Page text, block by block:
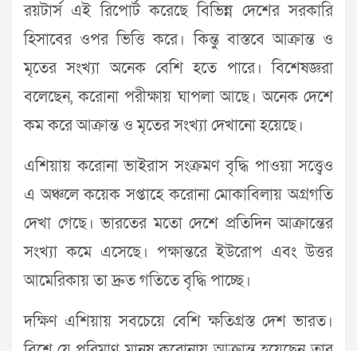
রয়টার্স এই রিপোর্ট করেছে বিভিন্ন দেশের সরকারি
হিসাবের ওপর ভিত্তি করে। কিন্তু বাস্তবে আক্রান্ত ও
মৃতের সংখ্যা অনেক বেশি হতে পারে। বিশেষজ্ঞরা
বলেছেন, করোনা পরীক্ষায় ঘাপলা আছে। অনেক দেশে
কম করে আক্রান্ত ও মৃতের সংখ্যা দেখানো হয়েছে।
এশিয়ায় করোনা ভাইরাস সংক্রমণ বৃদ্ধি পাওয়া সত্ত্বেও
এ অঞ্চলে কয়েক সপ্তাহে করোনা মোকাবিলায় অগ্রগতি
দেখা গেছে। ভারতের মতো দেশে প্রতিদিন আক্রান্তের
সংখ্যা কমে এসেছে। পক্ষান্তরে ইউরোপ এবং উত্তর
আমেরিকায় তা দ্রুত গতিতে বৃদ্ধি পাচ্ছে।
দক্ষিণ এশিয়ায় সবচেয়ে বেশি ক্ষতিগ্রস্ত দেশ ভারত।